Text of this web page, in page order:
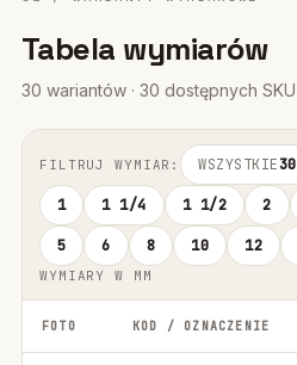
Tabela wymiarów
30 wariantów · 30 dostępnych SKU
FILTRUJ WYMIAR: WSZYSTKIE30
1 1 1/4 1 1/2 2
5 6 8 10 12
WYMIARY W MM
FOTO KOD / OZNACZENIE